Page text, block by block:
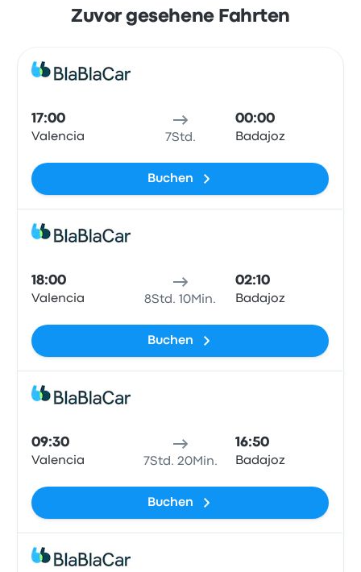
Zuvor gesehene Fahrten
17:00
Valencia 7Std.
00:00
Badajoz
Buchen
18:00
Valencia 8Std. 10Min.
02:10
Badajoz
Buchen
09:30
Valencia 7Std. 20Min.
16:50
Badajoz
Buchen